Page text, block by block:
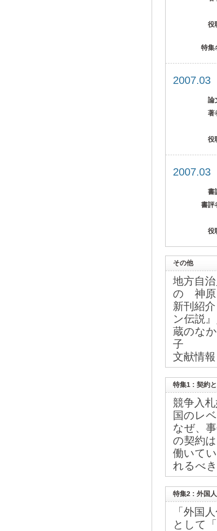
役
特集
論
著
役
書
書評
役
その他
地方自
の 神
新刊紹
ン伝説
蔵のな
子
文献情
特集1 : 契約
競争入
国のレ
なぜ、
の契約
働いて
れるべ
特集2 : 外国
「外国
として